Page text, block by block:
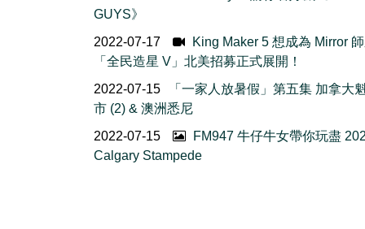
GUYS》
2022-07-17
King Maker 5 想成為 Mirror
「全民造星 V」北美招募正式展開！
2022-07-15
「一家人放暑假」第五集 加拿大
市 (2) & 澳洲悉尼
2022-07-15
FM947 牛仔牛女帶你玩盡
Calgary Stampede